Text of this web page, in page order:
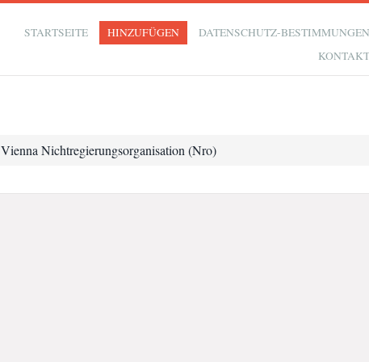
STARTSEITE HINZUFÜGEN
DATENSCHUTZ-
Vienna Nichtregierungsorganisation (Nro)